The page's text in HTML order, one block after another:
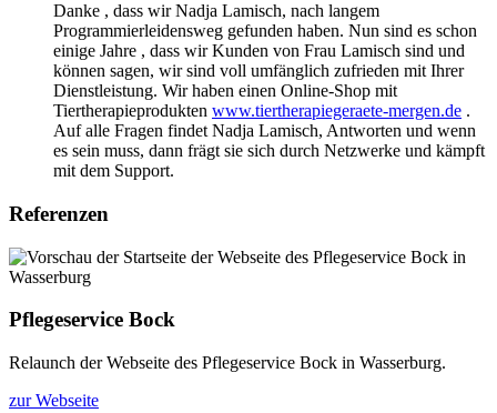
Danke , dass wir Nadja Lamisch, nach langem
Programmierleidensweg gefunden haben. Nun sind es schon
einige Jahre , dass wir Kunden von Frau Lamisch sind und
können sagen, wir sind voll umfänglich zufrieden mit Ihrer
Dienstleistung. Wir haben einen Online-Shop mit
Tiertherapieprodukten www.tiertherapiegeraete-mergen.de .
Auf alle Fragen findet Nadja Lamisch, Antworten und wenn
es sein muss, dann frägt sie sich durch Netzwerke und kämpft
mit dem Support.
Referenzen
Pflegeservice Bock
Relaunch der Webseite des Pflegeservice Bock in Wasserburg.
zur Webseite